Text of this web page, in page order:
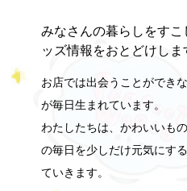
みなさんの暮らしをす
ッズ情報をおとどけしま
お店では出会うことができ
わたしたちは、かわいいも
の毎日を少しだけ元気にす